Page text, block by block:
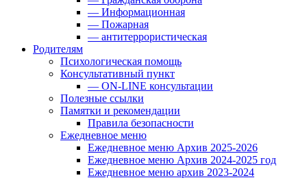
— Информационная
— Пожарная
— антитеррористическая
Родителям
Психологическая помощь
Консультативный пункт
— ON-LINE консультации
Полезные ссылки
Памятки и рекомендации
Правила безопасности
Ежедневное меню
Ежедневное меню Архив 2025-2026
Ежедневное меню Архив 2024-2025 год
Ежедневное меню архив 2023-2024